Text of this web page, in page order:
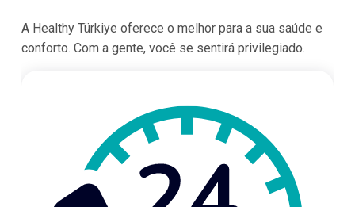
A Healthy Türkiye oferece o melhor para a sua saúde e
conforto. Com a gente, você se sentirá privilegiado.